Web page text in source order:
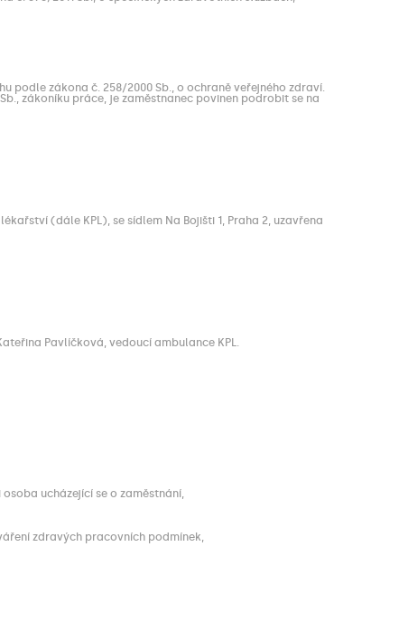
podle zákona č. 258/2000 Sb., o ochraně veřejného zdraví.
zákoníku práce, je zaměstnanec povinen podrobit se na
(dále KPL), se sídlem Na Bojišti 1, Praha 2, uzavřena
Pavlíčková, vedoucí ambulance KPL.
ucházející se o zaměstnání,
zdravých pracovních podmínek,